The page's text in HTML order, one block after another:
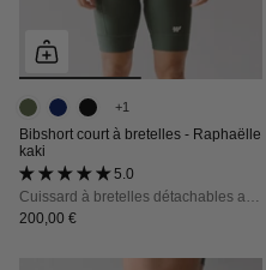
+1
Bibshort court à bretelles - Raphaëlle
kaki
5.0 (53 avis)
200,00 €